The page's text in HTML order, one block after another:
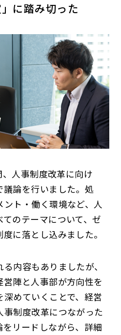
」に踏み切った
人事制度改革に向け
論を行いました。処
ト・働く環境など、人
のテーマについて、ゼ
に落とし込みました。
内容もありましたが、
陣と人事部が方向性を
めていくことで、経営
制度改革につながった
リードしながら、詳細